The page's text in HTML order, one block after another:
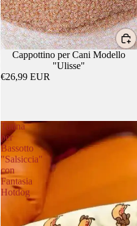
Cappottino per Cani Modello
"Ulisse"
€26,99 EUR
Tutina
per
Bassotto
"Salsiccia"
con
Fantasia
Hotdog